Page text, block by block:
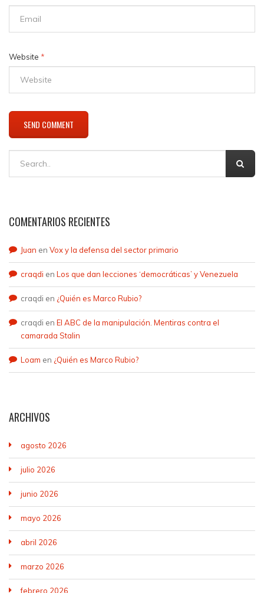
Website *
COMENTARIOS RECIENTES
Juan en Vox y la defensa del sector primario
craqdi en Los que dan lecciones ‘democráticas’ y Venezuela
craqdi en ¿Quién es Marco Rubio?
craqdi en El ABC de la manipulación. Mentiras contra el
camarada Stalin
Loam en ¿Quién es Marco Rubio?
ARCHIVOS
agosto 2026
julio 2026
junio 2026
mayo 2026
abril 2026
marzo 2026
febrero 2026